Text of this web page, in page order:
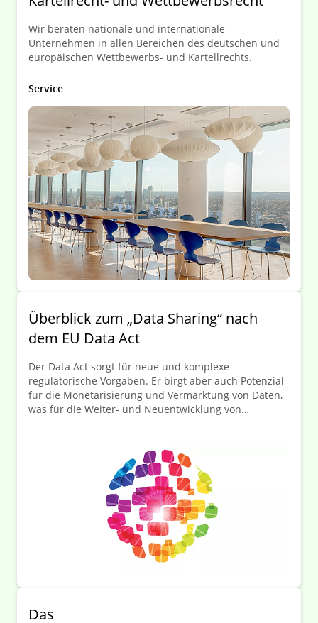
Wir beraten nationale und internationale
Unternehmen in allen Bereichen des deutschen und
europäischen Wettbewerbs- und Kartellrechts.
Service
Überblick zum „Data Sharing“ nach
dem EU Data Act
Der Data Act sorgt für neue und komplexe
regulatorische Vorgaben. Er birgt aber auch Potenzial
für die Monetarisierung und Vermarktung von Daten,
was für die Weiter- und Neuentwicklung von
Das